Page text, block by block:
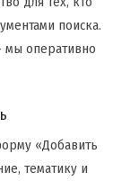
поиска.
мы оперативно
«Добавить
тематику и